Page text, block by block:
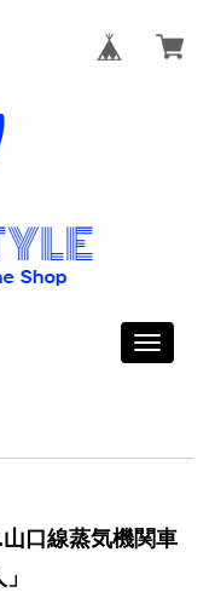
Toggle
口線蒸気機関車